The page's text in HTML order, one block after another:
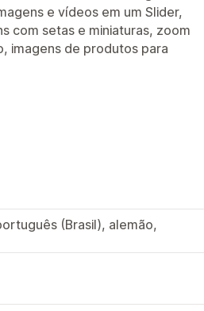
e vídeos em um Slider,
com setas e miniaturas, zoom
imagens de produtos para
(Brasil), alemão,